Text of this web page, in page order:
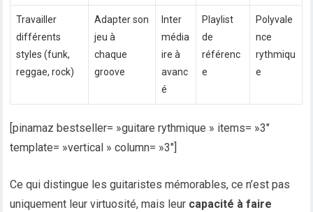
Travailler
différents
styles (funk,
reggae, rock)
Adapter son
jeu à
chaque
groove
Inter
média
ire à
avanc
é
Playlist
de
référenc
e
Polyvale
nce
rythmiqu
e
[pinamaz bestseller= »guitare rythmique » items= »3″
template= »vertical » column= »3″]
Ce qui distingue les guitaristes mémorables, ce n’est pas
uniquement leur virtuosité, mais leur capacité à faire